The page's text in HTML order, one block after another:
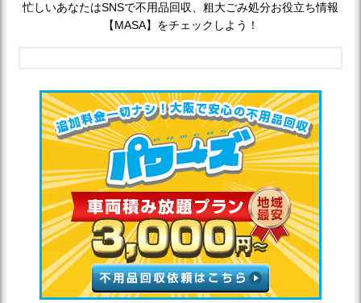
忙しいあなたはSNSで不用品回収、粗大ごみ処分お役立ち情報
【MASA】をチェックしよう！